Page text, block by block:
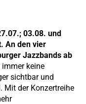
03.08. und
An den vier
Jazzbands ab
keine
sichtbar und
Mit der Konzertreihe